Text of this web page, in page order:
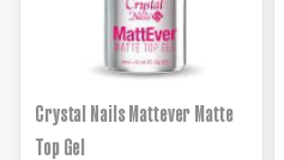
Crystal Nails Mattever Matte
Top Gel